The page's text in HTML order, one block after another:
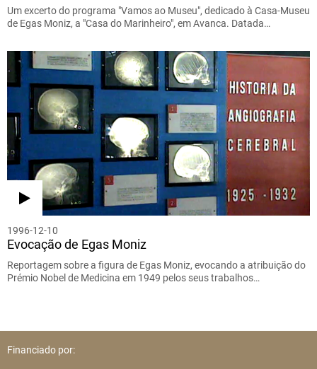
Um excerto do programa "Vamos ao Museu", dedicado à Casa-Museu
de Egas Moniz, a "Casa do Marinheiro", em Avanca. Datada…
1996-12-10
Evocação de Egas Moniz
Reportagem sobre a figura de Egas Moniz, evocando a atribuição do
Prémio Nobel de Medicina em 1949 pelos seus trabalhos…
Financiado por: